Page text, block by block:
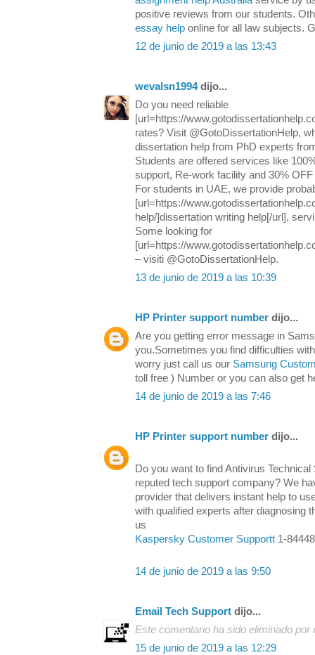
positive reviews from our students.
essay help online for all law subjects.
12 de junio de 2019 a las 13:43
wevalsn1994dijo...
Do you need reliable
[url=https://
rates? Visit @GotoDissertationHelp,
dissertation help from PhD experts
Students are offered services like
support, Re-work facility and 30%
For students in UAE, we provide
[url=https://
help/]dissertation writing help[/url],
Some looking for
[url=https://
– visiti @GotoDissertationHelp.
13 de junio de 2019 a las 10:39
HP Printer support number dijo...
Are you getting error message in
you.Sometimes you find difficulties
worry just call us our Samsung
toll free ) Number or you can also get
14 de junio de 2019 a las 7:46
HP Printer support number dijo...
Do you want to find Antivirus
reputed tech support company? We
provider that delivers instant help to
with qualified experts after diagnosing
us
Kaspersky Customer Supportt 1-
14 de junio de 2019 a las 9:50
Email Tech Support dijo...
Este comentario ha sido eliminado por
15 de junio de 2019 a las 12:29